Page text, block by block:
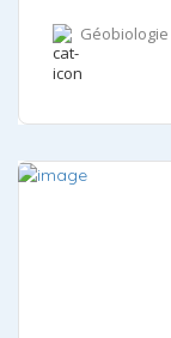
Géobiologie